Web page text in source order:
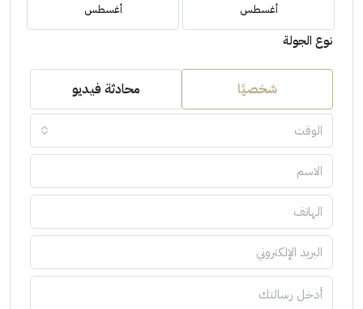
أغسطس أغسطس
نوع الجولة
شخصيًا محادثة فيديو
الوقت